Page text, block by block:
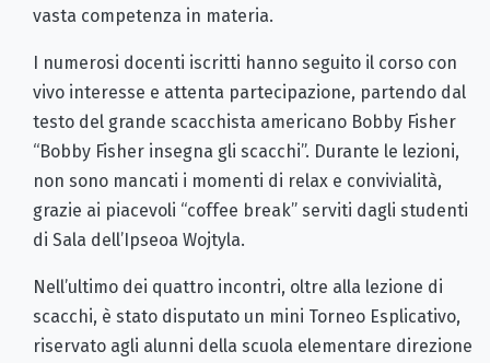
vasta competenza in materia.
I numerosi docenti iscritti hanno seguito il corso con
vivo interesse e attenta partecipazione, partendo dal
testo del grande scacchista americano Bobby Fisher
“Bobby Fisher insegna gli scacchi”. Durante le lezioni,
non sono mancati i momenti di relax e convivialità,
grazie ai piacevoli “coffee break” serviti dagli studenti
di Sala dell’Ipseoa Wojtyla.
Nell’ultimo dei quattro incontri, oltre alla lezione di
scacchi, è stato disputato un mini Torneo Esplicativo,
riservato agli alunni della scuola elementare direzione